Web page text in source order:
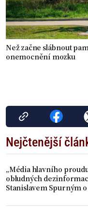
Než začne slábnout
onemocnění mozku
Nejčtenější
„Média hlavního
obludných
Stanislavem Spurným